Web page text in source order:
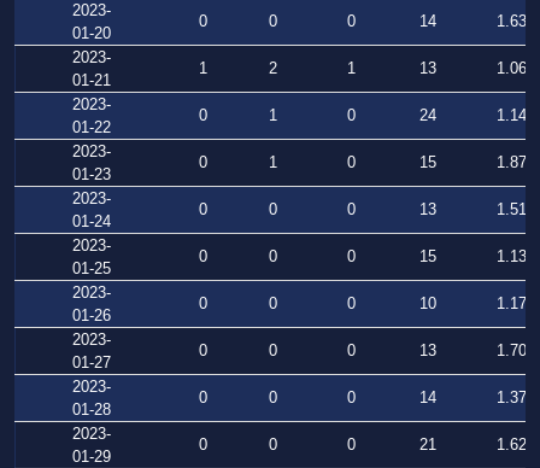
2023-
01-20
0 0 0 14
1.639
2023-
01-21
1 2 1 13
1.068
2023-
01-22
0 1 0 24
1.141
2023-
01-23
0 1 0 15
1.878
2023-
01-24
0 0 0 13
1.514
2023-
01-25
0 0 0 15
1.138
2023-
01-26
0 0 0 10
1.174
2023-
01-27
0 0 0 13
1.707
2023-
01-28
0 0 0 14
1.378
2023-
01-29
0 0 0 21
1.621